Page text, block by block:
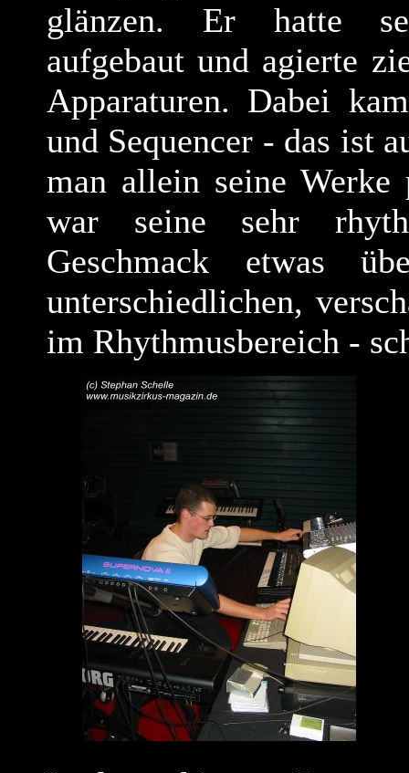
glänzen. Er hatte
aufgebaut und agierte
Apparaturen. Dabei
und Sequencer - das ist
man allein seine Werke
war seine sehr
Geschmack etwas
unterschiedlichen,
im Rhythmusbereich -